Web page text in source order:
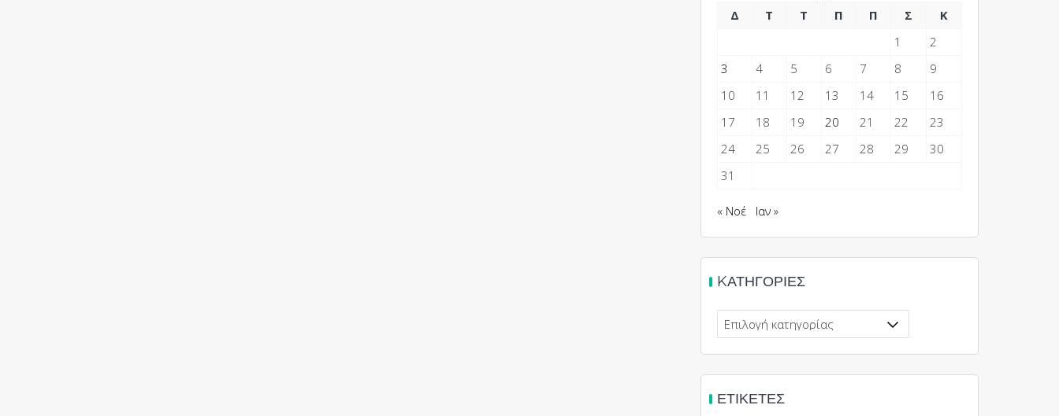
Δ
Τ Τ Π Π Σ
Κ
1
2
3
4 5 6 7 8
9
10
11 12 13 14 15
16
17
18 19 20 21 22
23
24
25 26 27 28 29
30
31
« Νοέ Ιαν »
KΑΤΗΓΟΡΊΕΣ
Kατηγορίες
ΕΤΙΚΈΤΕΣ